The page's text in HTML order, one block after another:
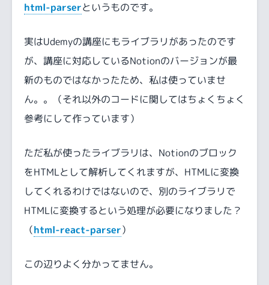
html-parserというものです。
実はUdemyの講座にもライブラリがあったのです
が、講座に対応しているNotionのバージョンが最
新のものではなかったため、私は使っていませ
ん。。（それ以外のコードに関してはちょくちょく
参考にして作っています）
ただ私が使ったライブラリは、Notionのブロック
をHTMLとして解析してくれますが、HTMLに変換
してくれるわけではないので、別のライブラリで
HTMLに変換するという処理が必要になりました？
（html-react-parser）
この辺りよく分かってません。